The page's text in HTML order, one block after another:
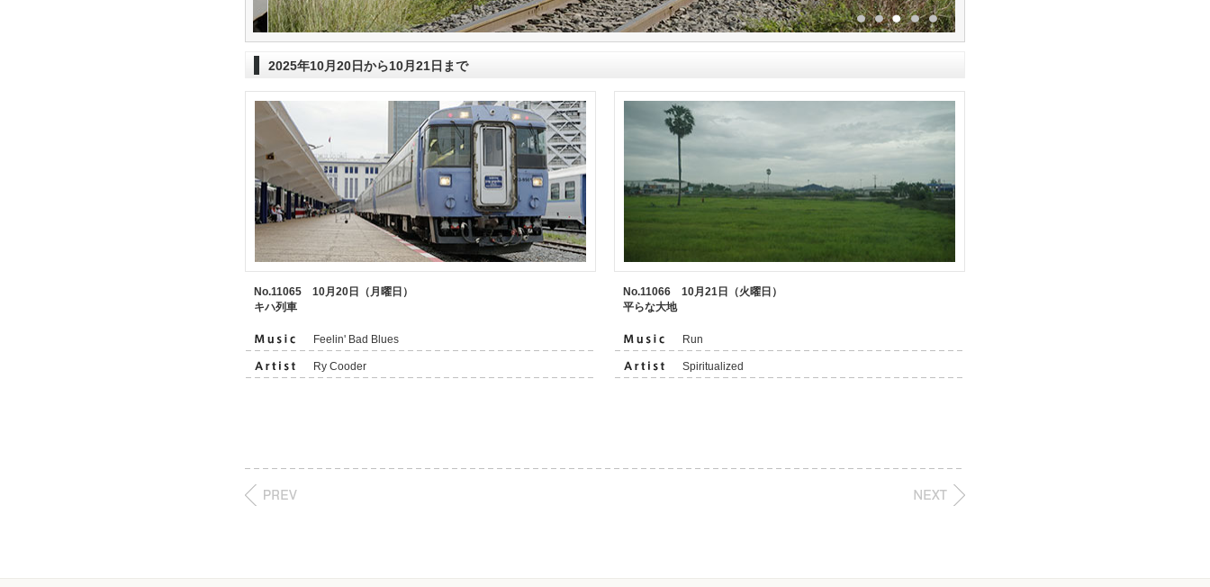
2025年10月20日から10月21日まで
No.11065 10月20日（月曜日）
キハ列車
Feelin' Bad Blues
Ry Cooder
No.11066 10月21日（火曜日）
平らな大地
Run
Spiritualized